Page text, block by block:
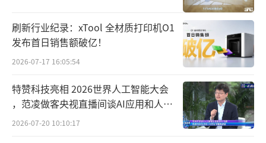
刷新行业纪录：xTool 全材质打印机O1
发布首日销售额破亿！
2026-07-17 16:05:54
特赞科技亮相 2026世界人工智能大会
，范凌做客央视直播间谈AI应用和人机
关系
2026-07-20 10:10:17